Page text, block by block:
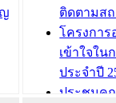
ติดตามส
โครงกา
เข้าใจใน
ประจำปี
ประชุมค